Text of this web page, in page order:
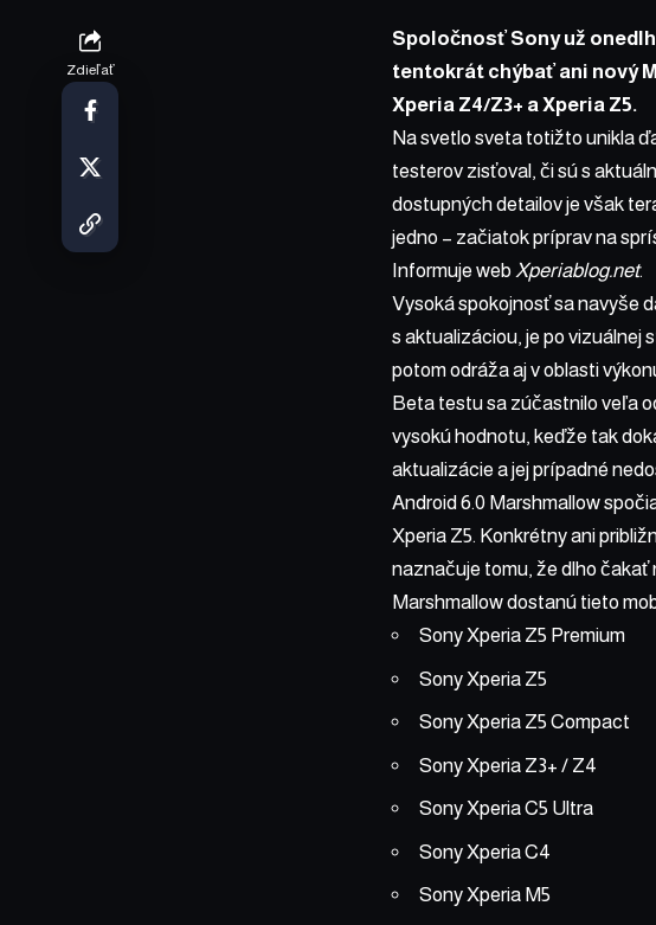
Zdieľať
Spoločnosť Sony už
tentokrát chýbať ani nový
Xperia Z4/Z3+ a Xperia Z5.
Na svetlo sveta totižto unikla
testerov zisťoval, či sú s
dostupných detailov je však
jedno – začiatok príprav na
Informuje webXperiablog.net.
Vysoká spokojnosť sa navyše
s aktualizáciou, je po vizuálnej
potom odráža aj v oblasti
Beta testu sa zúčastnilo veľa
vysokú hodnotu, keďže tak
aktualizácie a jej prípadné
Android 6.0 Marshmallow
Xperia Z5. Konkrétny ani
naznačuje tomu, že dlho čakať
Marshmallow dostanú tieto
Sony Xperia Z5 Premium
Sony Xperia Z5
Sony Xperia Z5 Compact
Sony Xperia Z3+ / Z4
Sony Xperia C5 Ultra
Sony Xperia C4
Sony Xperia M5